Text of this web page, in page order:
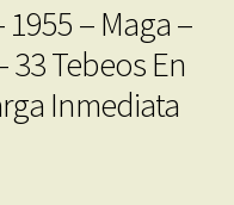
1955 – Maga –
Tebeos En
Inmediata